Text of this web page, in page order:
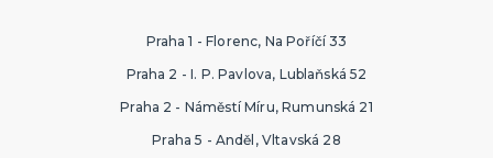
Praha 1 - Florenc, Na Poříčí 33
Praha 2 - I. P. Pavlova, Lublaňská 52
Praha 2 - Náměstí Míru, Rumunská 21
Praha 5 - Anděl, Vltavská 28